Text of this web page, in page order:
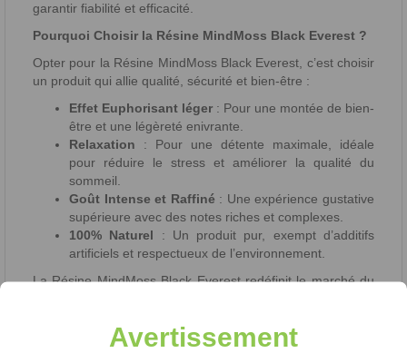
garantir fiabilité et efficacité.
Pourquoi Choisir la Résine MindMoss Black Everest ?
Opter pour la Résine MindMoss Black Everest, c’est choisir
un produit qui allie qualité, sécurité et bien-être :
Effet Euphorisant léger : Pour une montée de bien-
être et une légèreté enivrante.
Relaxation : Pour une détente maximale, idéale
pour réduire le stress et améliorer la qualité du
sommeil.
Goût Intense et Raffiné : Une expérience gustative
supérieure avec des notes riches et complexes.
100% Naturel : Un produit pur, exempt d’additifs
artificiels et respectueux de l’environnement.
La Résine MindMoss Black Everest redéfinit le marché du
quête de nouvelles expériences, ce produit vous apportera
Avertissement